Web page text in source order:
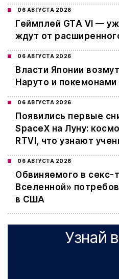
06 АВГУСТА 2026
Геймплей GTA VI —
ждут от
06 АВГУСТА 2026
Власти Японии
Наруто и
06 АВГУСТА 2026
Появились первые
SpaceX на Луну:
RTVI, что узнают
06 АВГУСТА 2026
Обвиняемого в секс-
Вселенной»
в США
Узнай